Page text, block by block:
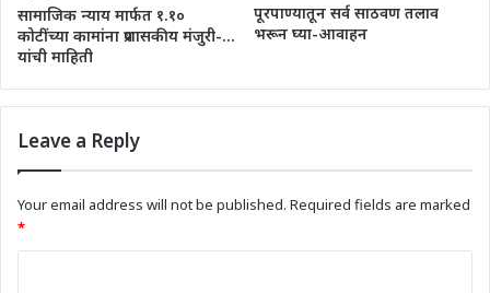
सामाजिक न्याय मार्फत १.१०
कोटींच्या कामांना प्रशासकीय मंजुरी-…
यांची माहिती
पूरपाण्यातून सर्व साठवण तलाव
भरून घ्या-आवाहन
Leave a Reply
Your email address will not be published. Required fields are marked
*